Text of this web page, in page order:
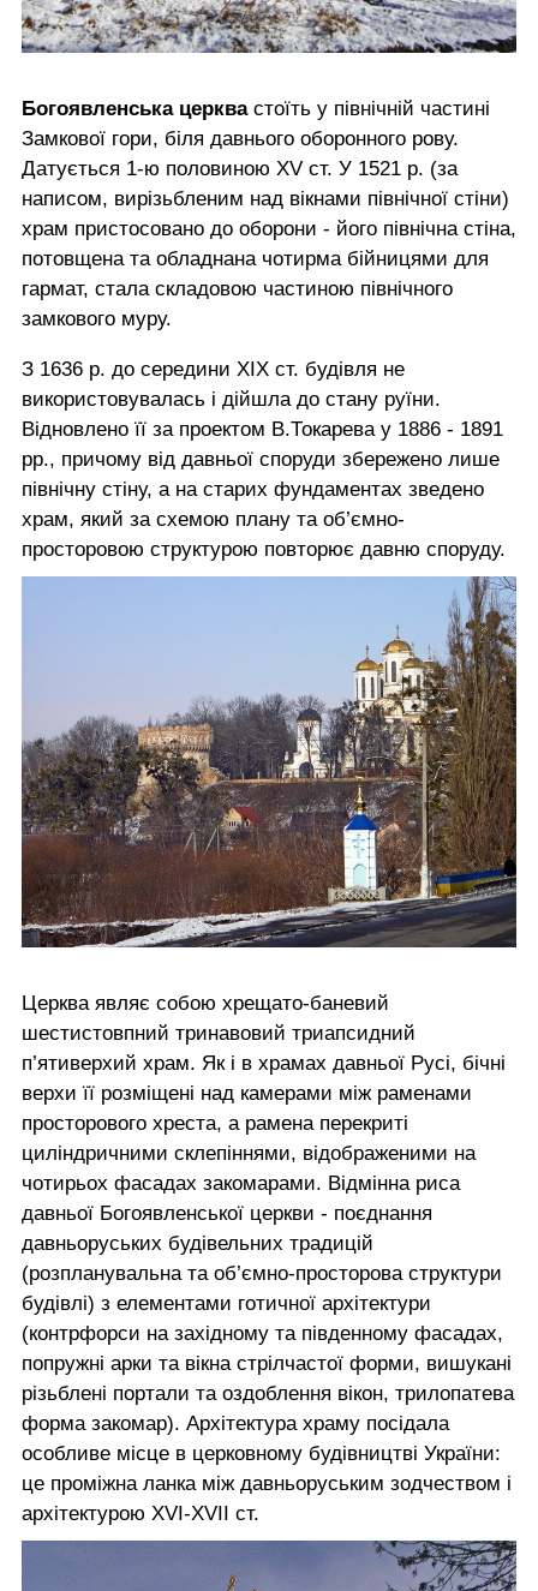
Богоявленська церквастоїть у північній частині
Замкової гори, біля давнього оборонного рову.
Датується 1-ю половиною XV ст. У 1521 р. (за
написом, вирізьбленим над вікнами північної стіни)
храм пристосовано до оборони - його північна стіна,
потовщена та обладнана чотирма бійницями для
гармат, стала складовою частиною північного
замкового муру.
З 1636 р. до середини XIX ст. будівля не
використовувалась і дійшла до стану руїни.
Відновлено її за проектом В.Токарева у 1886 - 1891
рр., причому від давньої споруди збережено лише
північну стіну, а на старих фундаментах зведено
храм, який за схемою плану та об’ємно-
просторовою структурою повторює давню споруду.
Церква являє собою хрещато-баневий
шестистовпний тринавовий триапсидний
п’ятиверхий храм. Як і в храмах давньої Русі, бічні
верхи її розміщені над камерами між раменами
просторового хреста, а рамена перекриті
циліндричними склепіннями, відображеними на
чотирьох фасадах закомарами. Відмінна риса
давньої Богоявленської церкви - поєднання
давньоруських будівельних традицій
(розпланувальна та об’ємно-просторова структури
будівлі) з елементами готичної архітектури
(контрфорси на західному та південному фасадах,
попружні арки та вікна стрілчастої форми, вишукані
різьблені портали та оздоблення вікон, трилопатева
форма закомар). Архітектура храму посідала
особливе місце в церковному будівництві України:
це проміжна ланка між давньоруським зодчеством і
архітектурою XVI-XVII ст.